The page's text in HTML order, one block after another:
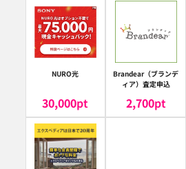
NURO光
30,000pt
Brandear（ブランデ
ィア）査定申込
2,700pt